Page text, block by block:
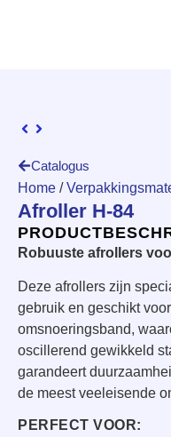
Catalogus
Home /
Afroller H-84
Robuuste afrollers
Deze afrollers zijn
gebruik en geschikt
omsnoeringsband,
oscillerend gewikkeld
garandeert
de meest veeleisende
PERFECT VOOR: